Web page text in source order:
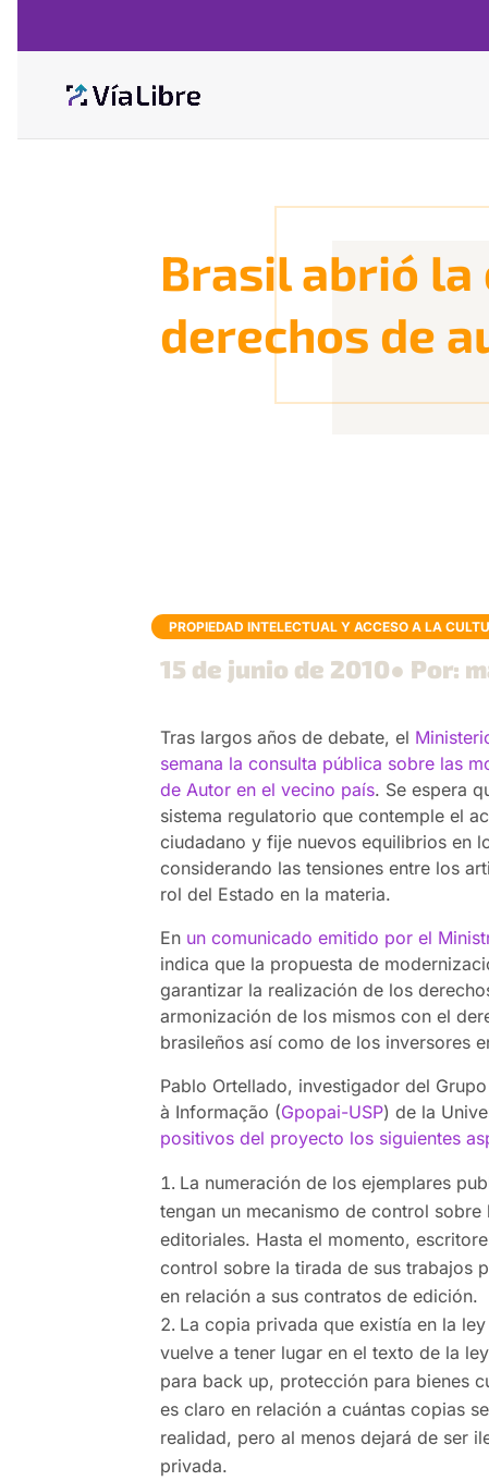
Brasil abrió la
derechos de
PROPIEDAD INTELECTUAL Y ACCESO A LA
15 de junio de 2010● Por:
Tras largos años de debate, el
semana la consulta pública sobre las
de Autor en el vecino país. Se espera
sistema regulatorio que contemple el
ciudadano y fije nuevos equilibrios en
considerando las tensiones entre los
rol del Estado en la materia.
En un comunicado emitido por el
indica que la propuesta de
garantizar la realización de los
armonización de los mismos con el
brasileños así como de los inversores
Pablo Ortellado, investigador del
à Informação (Gpopai-USP) de la
positivos del proyecto los siguientes
La numeración de los ejemplares
tengan un mecanismo de control
editoriales. Hasta el momento,
control sobre la tirada de sus trabajos
en relación a sus contratos de edición.
La copia privada que existía en la
vuelve a tener lugar en el texto de la
para back up, protección para bienes
es claro en relación a cuántas copias
realidad, pero al menos dejará de ser
privada.